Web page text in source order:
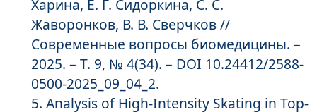
Харина, Е. Г. Сидоркина, С. С.
Жаворонков, В. В. Сверчков //
Современные вопросы биомедицины. –
2025. – Т. 9, № 4(34). – DOI 10.24412/2588-
0500-2025_09_04_2.
Analysis of High-Intensity Skating in Top-